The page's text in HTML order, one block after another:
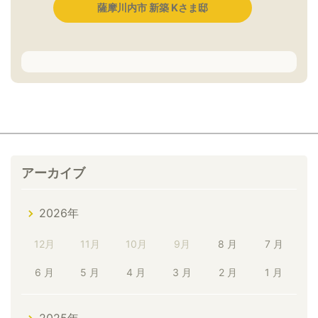
薩摩川内市 新築 Kさま邸
アーカイブ
2026年
12月 11月 10月 9月 8 月 7 月
6 月 5 月 4 月 3 月 2 月 1 月